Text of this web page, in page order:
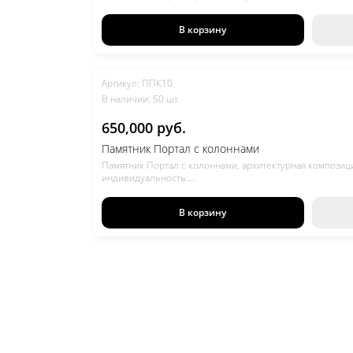
В корзину
Артикул: ППК10
В наличии: 50 шт.
650,000 руб.
Памятник Портал с колоннами
Памятник Портал с колоннами, архитектурная
индивидуальность.
В корзину